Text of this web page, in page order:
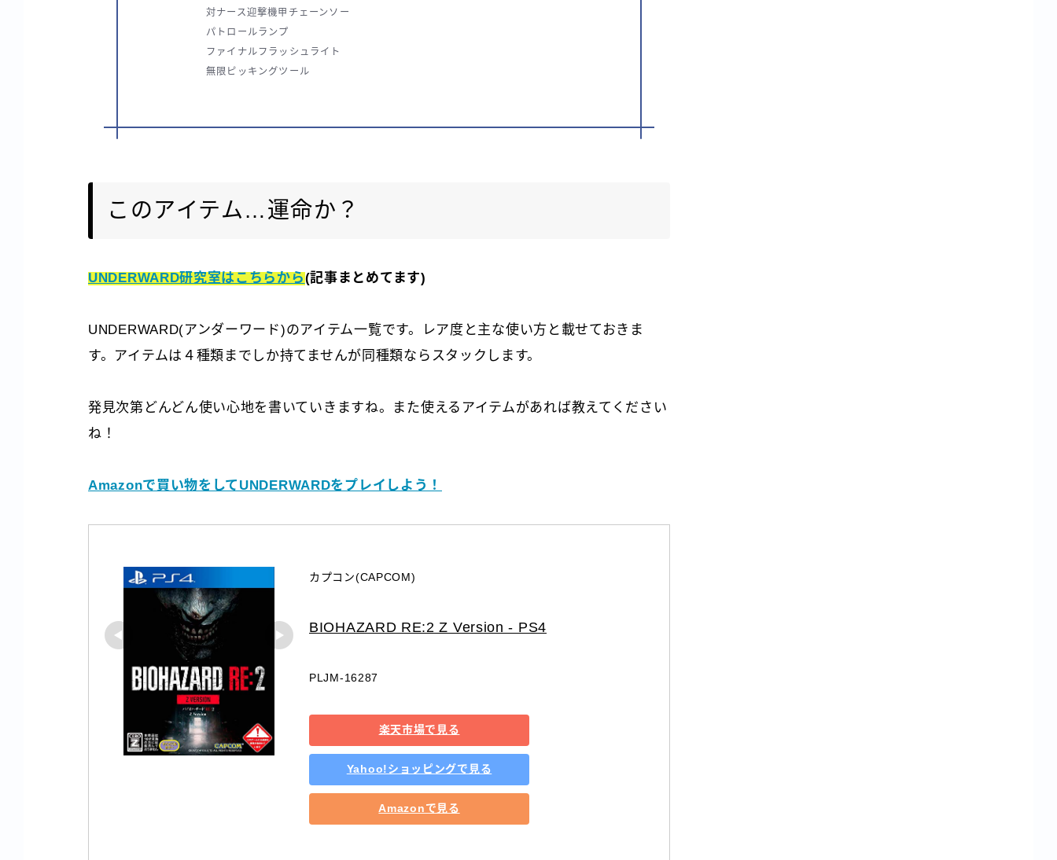
対ナース迎撃機甲チェーンソー
パトロールランプ
ファイナルフラッシュライト
無限ピッキングツール
このアイテム…運命か？
UNDERWARD研究室はこちらから(記事まとめてます)
UNDERWARD(アンダーワード)のアイテム一覧です。レア度と主な使い方と載せておきま
す。アイテムは４種類までしか持てませんが同種類ならスタックします。
発見次第どんどん使い心地を書いていきますね。また使えるアイテムがあれば教えてください
ね！
Amazonで買い物をしてUNDERWARDをプレイしよう！
カプコン(CAPCOM)
BIOHAZARD RE:2 Z Version - PS4
PLJM-16287
楽天市場で見る
Yahoo!ショッピングで見る
Amazonで見る